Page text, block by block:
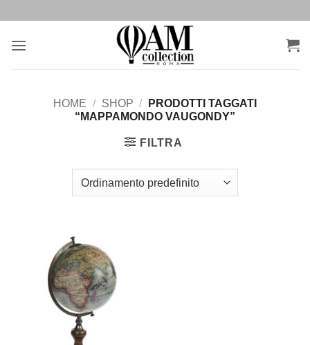
contenuti
HOME / SHOP /
PRODOTTI TAGGATI
“MAPPAMONDO VAUGONDY”
FILTRA